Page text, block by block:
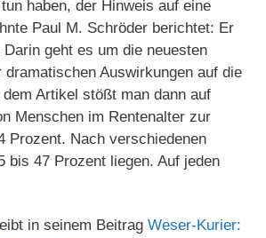
haben, der Hinweis auf eine
Paul M. Schröder berichtet: Er
Darin geht es um die neuesten
Auswirkungen auf die
Artikel stößt man dann auf
Menschen im Rentenalter zur
Prozent. Nach verschiedenen
bis 47 Prozent liegen. Auf jeden
in seinem Beitrag Weser-Kurier: